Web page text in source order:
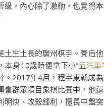
級，內心除了激動，也覺得
土生土長的廣州棋手。賽后
本身10歲時便拿下小“五汽車
。2017年4月，程宇東就成
會群眾項目象棋比賽中，他
明快、攻殺鋒利，擅長中盤